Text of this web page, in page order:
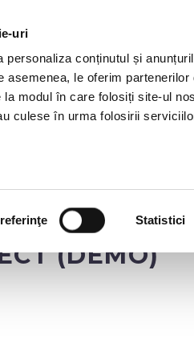
uri
personaliza conținutul și
asemenea, le oferim
modul în care folosiți site-ul
culese în urma folosirii
Statistici
OFFERS
(DEMO)